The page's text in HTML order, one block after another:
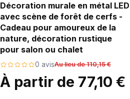
Décoration murale en métal LED
avec scène de forêt de cerfs -
Cadeau pour amoureux de la
nature, décoration rustique
pour salon ou chalet
0 avisAu lieu de 110,15 €
À partir de 77,10 €